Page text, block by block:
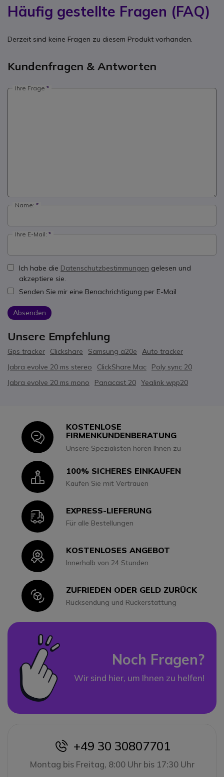
Häufig gestellte Fragen (FAQ)
Derzeit sind keine Fragen zu diesem Produkt vorhanden.
Kundenfragen & Antworten
Ihre Frage
Name:
Ihre E-Mail:
Ich habe die Datenschutzbestimmungen gelesen und
akzeptiere sie.
Senden Sie mir eine Benachrichtigung per E-Mail
Absenden
Unsere Empfehlung
Gps tracker Clickshare Samsung a20e
Auto tracker
Jabra evolve 20 ms stereo
ClickShare Mac
Poly sync 20
Jabra evolve 20 ms mono
Panacast 20 Yealink wpp20
Icon
KOSTENLOSE
FIRMENKUNDENBERATUNG
Unsere Spezialisten hören Ihnen zu
Icon100% SICHERES EINKAUFEN
Kaufen Sie mit Vertrauen
IconEXPRESS-LIEFERUNG
Für alle Bestellungen
IconKOSTENLOSES ANGEBOT
Innerhalb von 24 Stunden
IconZUFRIEDEN ODER GELD ZURÜCK
Rücksendung und Rückerstattung
Noch Fragen?
Wir sind hier, um Ihnen zu helfen!
icon
+49 30 30807701
Montag bis Freitag, 8:00 Uhr bis 17:30 Uhr